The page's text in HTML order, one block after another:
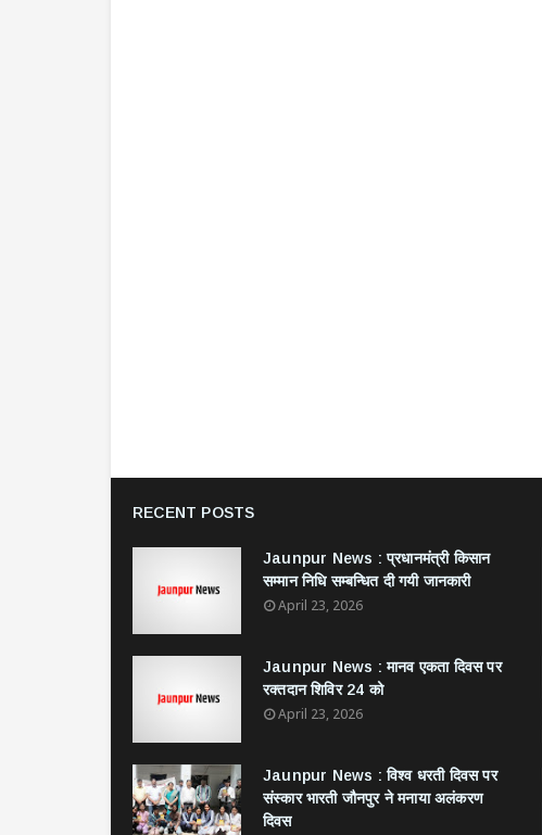
RECENT POSTS
Jaunpur News : ​प्रधानमंत्री किसान
सम्मान निधि सम्बन्धित दी गयी जानकारी
April 23, 2026
Jaunpur News : ​मानव एकता दिवस पर
रक्तदान शिविर 24 को
April 23, 2026
Jaunpur News : विश्व धरती दिवस पर
संस्कार भारती जौनपुर ने मनाया अलंकरण
दिवस